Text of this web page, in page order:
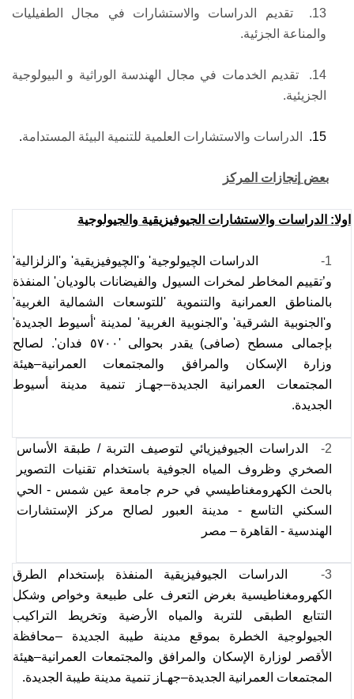
13.
تقديم الدراسات والاستشارات في مجال الطفيليات
والمناعة الجزئية.
14.
تقديم الخدمات في مجال الهندسة الوراثية و البيولوجية
الجزيئية.
15. الدراسات والاستشارات العلمية للتنمية البيئة المستدامة.
بعض نجازات المركز
اولا: الدراسات والاستشارات الجيوفيزيقية والجيولوجية
1-
الدراسات الچيولوجية' و'الچيوفيزيقية' و'الزلزالية'
و’تقييم المخاطر لمخرات السيول والفيضانات بالوديان' المنفذة
بالمناطق العمرانية والتنموية 'للتوسعات الشمالية الغربية'
و'الجنوبية الشرقية' و'الجنوبية الغربية' لمدينة 'أسيوط الجديدة'
بإجمالى مسطح (صافى) يقدر بحوالى '٥٧٠٠ فدان'. لصالح
وزارة الإسكان والمرافق والمجتمعات العمرانية–هيئة
المجتمعات العمرانية الجديدة–جهـاز تنمية مدينة أسيوط
الجديدة.
2-
الدراسات الجيوفيزيائي لتوصيف التربة / طبقة الأساس
الصخري وظروف المياه الجوفية باستخدام تقنيات التصوير
بالحث الكهرومغناطيسي في حرم جامعة عين شمس - الحي
السكني التاسع - مدينة العبور لصالح مركز الإستشارات
الهندسية - القاهرة – مصر
3-
الدراسات الجيوفيزيقية المنفذة بإستخدام الطرق
الكهرومغناطيسية بغرض التعرف على طبيعة وخواص وشكل
التتابع الطبقى للتربة والمياه الأرضية وتخريط التراكيب
الجيولوجية الخطرة بموقع مدينة طيبة الجديدة –محافظة
الأقصر لوزارة الإسكان والمرافق والمجتمعات العمرانية–هيئة
المجتمعات العمرانية الجديدة–جهـاز تنمية مدينة طيبة الجديدة.